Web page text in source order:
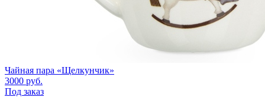
Чайная пара «Щелкунчик»
3000 руб.
Под заказ